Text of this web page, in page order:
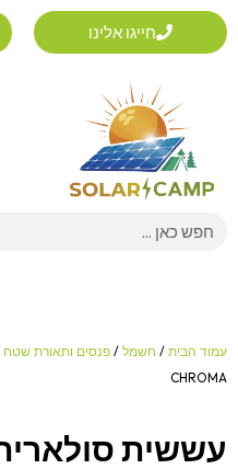
דילוג
לתוכן
חייגו אלינו
Search
עמוד הבית / חשמל / פנסים ותאורת שטח
CHROMA
עששית